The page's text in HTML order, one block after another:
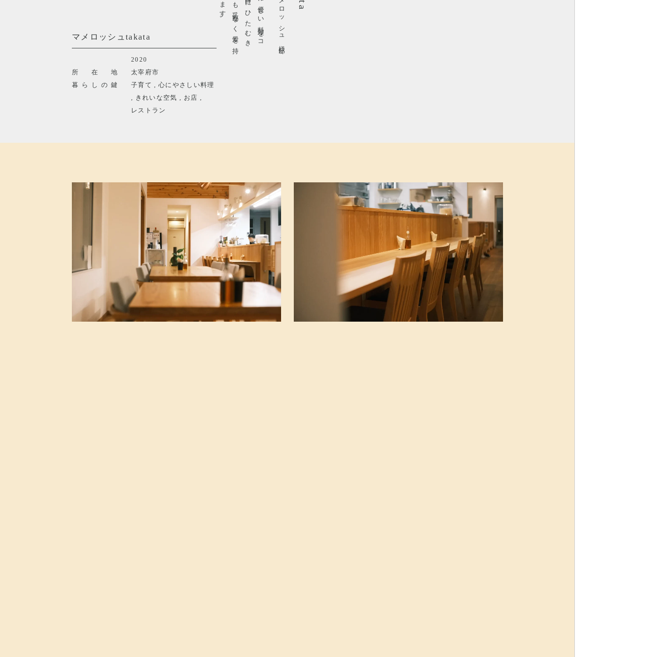
マメロッシュtakata
2020
所在地
太宰府市
暮らしの鍵
子育て ,心にやさしい料理
きれいな空気 お店
レストラン
マメロッシュ様邸